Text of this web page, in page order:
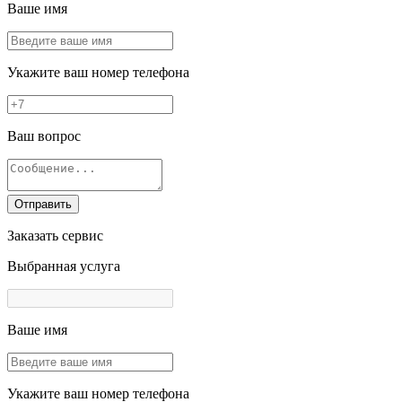
Ваше имя
Укажите ваш номер телефона
Ваш вопрос
Отправить
Заказать сервис
Выбранная услуга
Ваше имя
Укажите ваш номер телефона